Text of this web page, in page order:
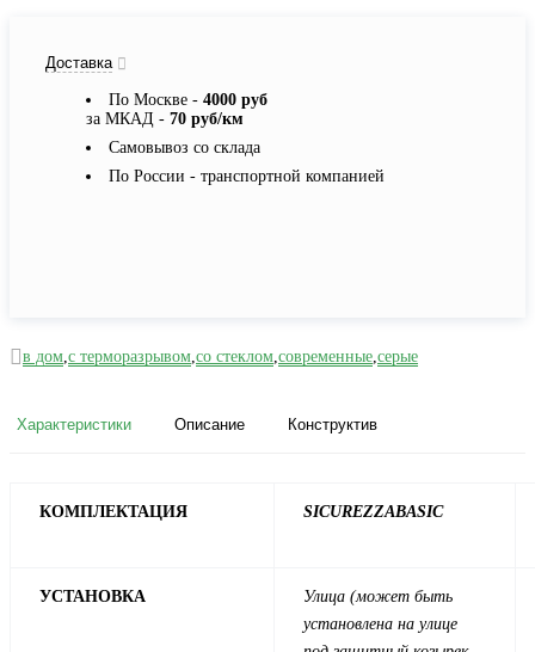
Доставка
По Москве - 4000 руб
за МКАД - 70 руб/км
Самовывоз со склада
По России - транспортной компанией
в дом,с терморазрывом,со стеклом,современные,серые
Характеристики Описание Конструктив
КОМПЛЕКТАЦИЯ SICUREZZABASIC
УСТАНОВКА
Улица (может быть
установлена на улице